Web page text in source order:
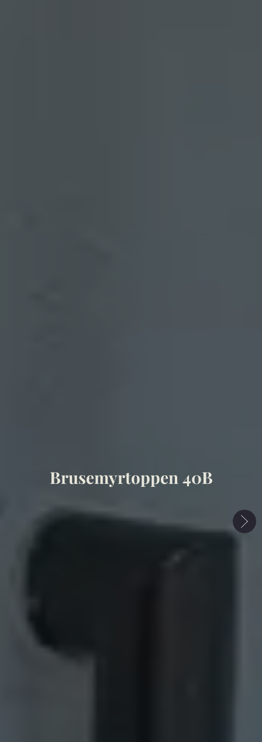
Brusemyrtoppen 40B